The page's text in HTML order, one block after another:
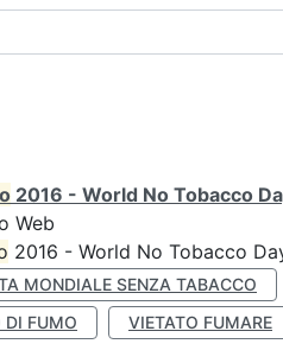
2016 - World No Tobacco
Web
2016 - World No Tobacco
MONDIALE SENZA TABACCO
DI FUMO
VIETATO FUMARE